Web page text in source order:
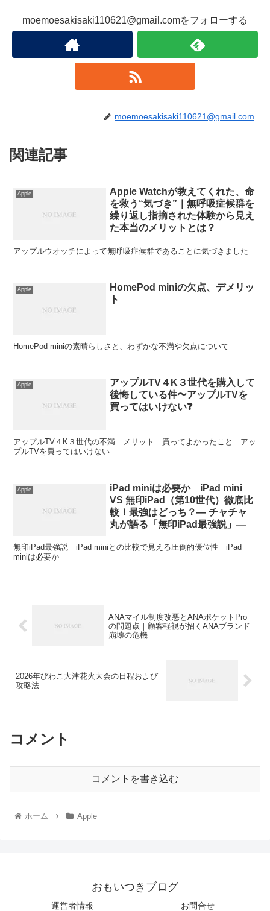
moemoesakisaki110621@gmail.comをフォローする
moemoesakisaki110621@gmail.com
関連記事
Apple
Apple Watchが教えてくれた、命
を救う“気づき”｜無呼吸症候群を
繰り返し指摘された体験から見え
た本当のメリットとは？
アップルウオッチによって無呼吸症候群であることに気づきました
Apple
HomePod miniの欠点、デメリッ
ト
HomePod miniの素晴らしさと、わずかな不満や欠点について
Apple
アップルTV４K３世代を購入して
後悔している件〜アップルTVを
買ってはいけない❓
アップルTV４K３世代の不満 メリット 買ってよかったこと アッ
プルTVを買ってはいけない
Apple
iPad miniは必要か iPad mini
VS 無印iPad（第10世代）徹底比
較！最強はどっち？― チャチャ
丸が語る「無印iPad最強説」―
無印iPad最強説｜iPad miniとの比較で見える圧倒的優位性 iPad
miniは必要か
ANAマイル制度改悪とANAポケットPro
の問題点｜顧客軽視が招くANAブランド
崩壊の危機
2026年びわこ大津花火大会の日程および
攻略法
コメント
コメントを書き込む
ホーム Apple
おもいつきブログ
運営者情報 お問合せ